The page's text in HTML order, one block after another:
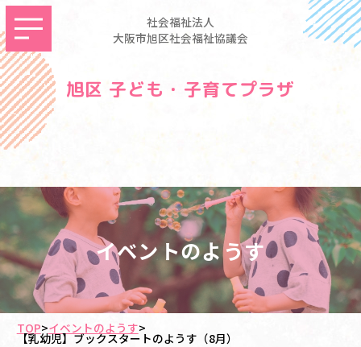
社会福祉法人
大阪市旭区社会福祉協議会
旭区 子ども・子育てプラザ
イベントのようす
TOP>イベントのようす>
【乳幼児】ブックスタートのようす（8月）